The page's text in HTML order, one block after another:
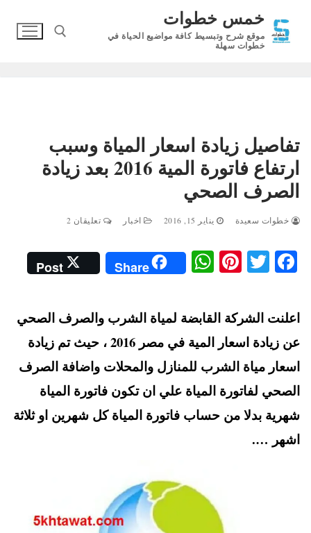
المحتوى
خمس خطوات
موقع شرح وتبسيط كافة مواضيع الحياة في
خطوات سهلة
تفاصيل زيادة اسعار المياة وسبب
ارتفاع فاتورة المية 2016 بعد زيادة
الصرف الصحي
خطوات سعيدة يناير 15, 2016 اخبار تعليقان 2
Fa
bo
ok
T
tte
r
Pi
er
es
t
W
ha
A
pp
Share
Post
اعلنت الشركة القابضة لمياة الشرب والصرف الصحي
عن زيادة اسعار المية في مصر 2016 ، حيث تم زيادة
اسعار مياة الشرب للمنازل والمحلات واضافة الصرف
الصحي لفاتورة المياة علي ان تكون فاتورة المياة
شهرية بدلا من حساب فاتورة المياة كل شهرين او ثلاثة
اشهر ….